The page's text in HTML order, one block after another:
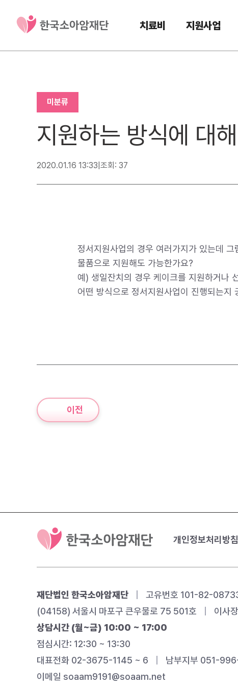
치료비 지원사업
미분류
지원하는 방식에 대
2020.01.16 13:33 조회: 37
정서지원사업의 경우 여러가지가 있는데
물품으로 지원해도 가능한가요?
예) 생일잔치의 경우 케이크를 지원하거나
어떤 방식으로 정서지원사업이 진행되는지
이전
개인정보처리방침
재단법인 한국소아암재단
고유번호 101-82-
(04158) 서울시 마포구 큰우물로 75 501호
이사
상담시간 (월~금) 10:00 ~ 17:00
점심시간: 12:30 ~ 13:30
대표전화 02-3675-1145 ~ 6
남부지부 051-
이메일 soaam9191@soaam.net